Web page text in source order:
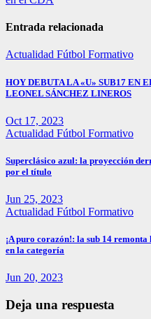
Entrada relacionada
Actualidad Fútbol Formativo
HOY DEBUTA LA «U» SUB17 EN
LEONEL SÁNCHEZ LINEROS
Oct 17, 2023
Actualidad Fútbol Formativo
Superclásico azul: la proyección
por el título
Jun 25, 2023
Actualidad Fútbol Formativo
¡A puro corazón!: la sub 14
en la categoría
Jun 20, 2023
Deja una respuesta